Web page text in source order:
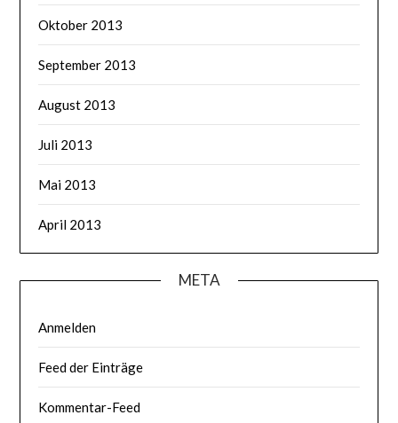
Oktober 2013
September 2013
August 2013
Juli 2013
Mai 2013
April 2013
META
Anmelden
Feed der Einträge
Kommentar-Feed